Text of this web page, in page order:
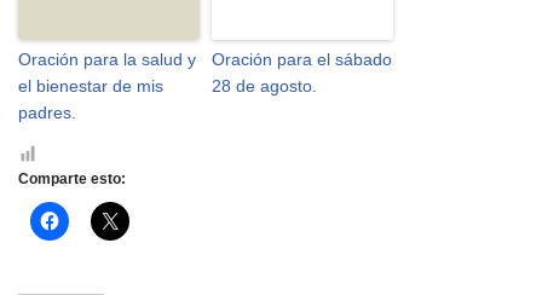
Oración para la salud y
el bienestar de mis
padres.
Oración para el sábado
28 de agosto.
Comparte esto:
H
a
H
a